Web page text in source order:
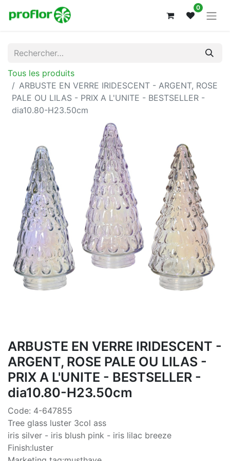
0
Tous les produits
ARBUSTE EN VERRE IRIDESCENT - ARGENT, ROSE
PALE OU LILAS - PRIX A L'UNITE - BESTSELLER -
dia10.80-H23.50cm
ARBUSTE EN VERRE IRIDESCENT -
ARGENT, ROSE PALE OU LILAS -
PRIX A L'UNITE - BESTSELLER -
dia10.80-H23.50cm
Code: 4-647855
Tree glass luster 3col ass
iris silver - iris blush pink - iris lilac breeze
Finish:luster